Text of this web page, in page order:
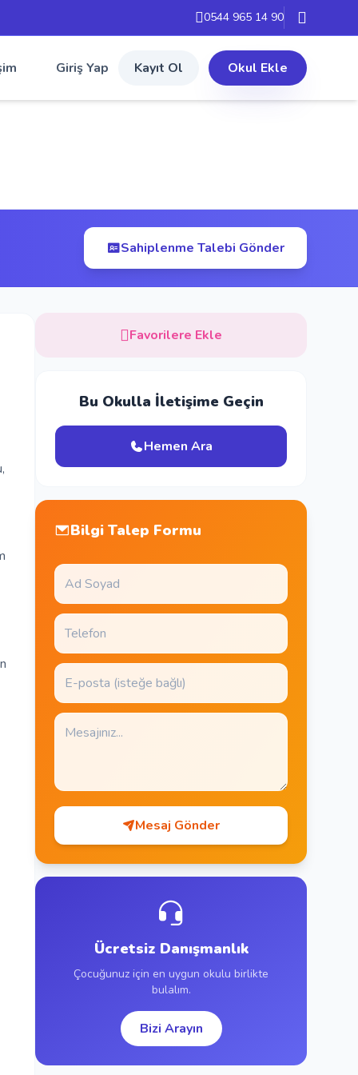
0544 965 14 90
Giriş Yap Kayıt Ol Okul Ekle
Sahiplenme Talebi Gönder
Favorilere Ekle
Bu Okulla İletişime Geçin
Hemen Ara
Bilgi Talep Formu
Mesaj Gönder
Ücretsiz Danışmanlık
Çocuğunuz için en uygun okulu birlikte
bulalım.
Bizi Arayın